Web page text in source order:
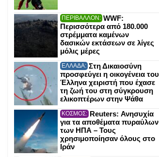
ΠΕΡΙΒΑΛΛΟΝ: WWF:
Περισσότερα από 180.000
στρέμματα καμένων
δασικών εκτάσεων σε λίγες
μόλις μέρες
ΕΛΛΑΔΑ: Στη Δικαιοσύνη
προσφεύγει η οικογένεια του
Έλληνα χειριστή που έχασε
τη ζωή του στη σύγκρουση
ελικοπτέρων στην Ψάθα
ΚΟΣΜΟΣ: Reuters: Ανησυχία
για τα αποθέματα πυραύλων
των ΗΠΑ – Τους
χρησιμοποίησαν όλους στο
Ιράν